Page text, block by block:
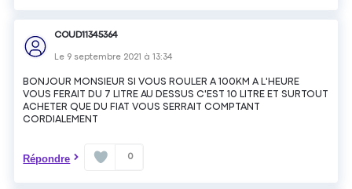
COUD11345364
Le 9 septembre 2021 à13:34
BONJOUR MONSIEUR SI VOUS ROULER A 100KM A L'HEURE
VOUS FERAIT DU 7 LITRE AU DESSUS C'EST 10 LITRE ET SURTOUT
ACHETER QUE DU FIAT VOUS SERRAIT COMPTANT
CORDIALEMENT
Répondre 0